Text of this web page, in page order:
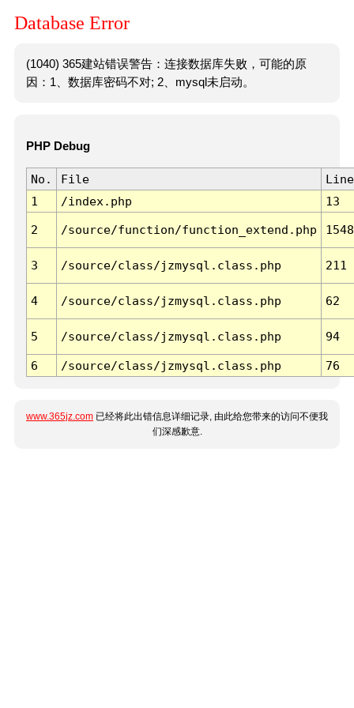
Database Error
(1040) 365建站错误警告：连接数据库失败，可能的原
因：1、数据库密码不对; 2、mysql未启动。
PHP Debug
No. File
Line
1
/index.php 13
2 /source/function/function_extend.php 1548
3 /source/class/jzmysql.class.php 211
4 /source/class/jzmysql.class.php 62
5 /source/class/jzmysql.class.php 94
6 /source/class/jzmysql.class.php 76
www.365jz.com 已经将此出错信息详细记录, 由此给您带来的访问不便我
们深感歉意.